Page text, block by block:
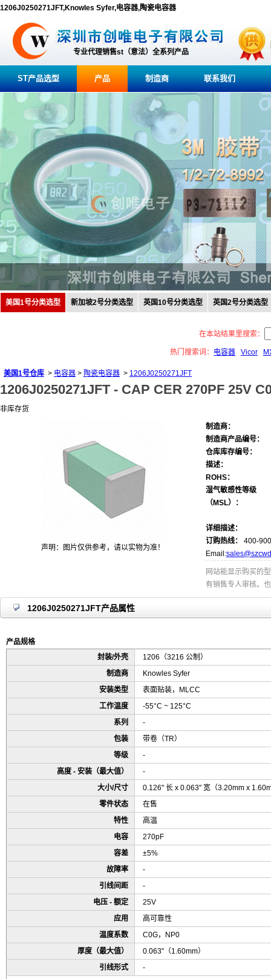
1206J0250271JFT,Knowles Syfer,电容器,陶瓷电容器
专业代理销售st（意法）全系列产品
ST产品选型 产品 制造商 联系我们
美国1号分类选型 新加坡2号分类选型 英国10号分类选型 英国2号分类选型
在本站结果里搜索：
热门搜索词： 电容器 Vicor
美国1号仓库 > 电容器 > 陶瓷电容器 > 1206J0250271JFT
1206J0250271JFT - CAP CER 270PF 25V
非库存货
声明：图片仅供参考，请以实物为准！
制造商：
制造商产品编号：
仓库库存编号：
描述：
ROHS：
湿气敏感性等级
（MSL）：
详细描述：
订购热线：
400-
Email:
网站能显示购买的
有销售专人审核。
1206J0250271JFT产品属性
产品规格
封装/外壳
1206（3216 公制）
制造商
Knowles Syfer
安装类型
表面贴装，MLCC
工作温度
-55°C ~ 125°C
系列
-
包装
带卷（TR）
等级
-
高度 - 安装（最大值）
-
大小/尺寸
0.126" 长 x 0.063" 宽（3.20mm x
零件状态
在售
特性
高温
电容
270pF
容差
±5%
故障率
-
引线间距
-
电压 - 额定
25V
应用
高可靠性
温度系数
C0G，NP0
厚度（最大值）
0.063"（1.60mm）
引线形式
-